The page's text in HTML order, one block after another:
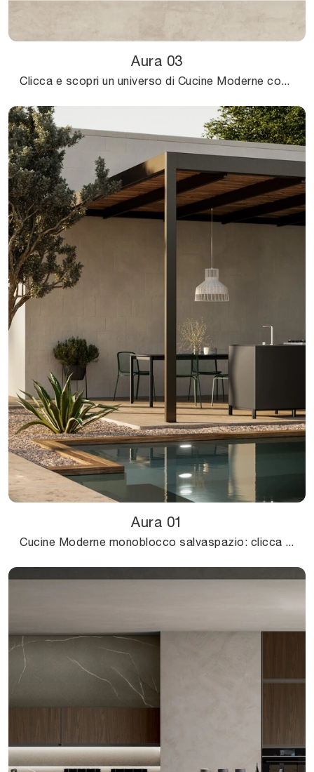
Aura 03
Clicca e scopri un universo di Cucine Moderne con isola: la cucina Aura 03 Arredo3 in metallo ti attende!
Aura 01